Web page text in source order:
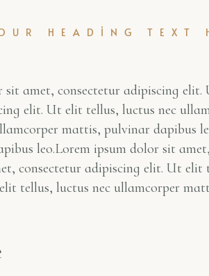
HEADING TEXT
sit amet, consectetur adipiscing
elit. Ut elit tellus, luctus nec
mattis, pulvinar dapibus
leo.Lorem ipsum dolor sit
consectetur adipiscing elit. Ut
tellus, luctus nec ullamcorper